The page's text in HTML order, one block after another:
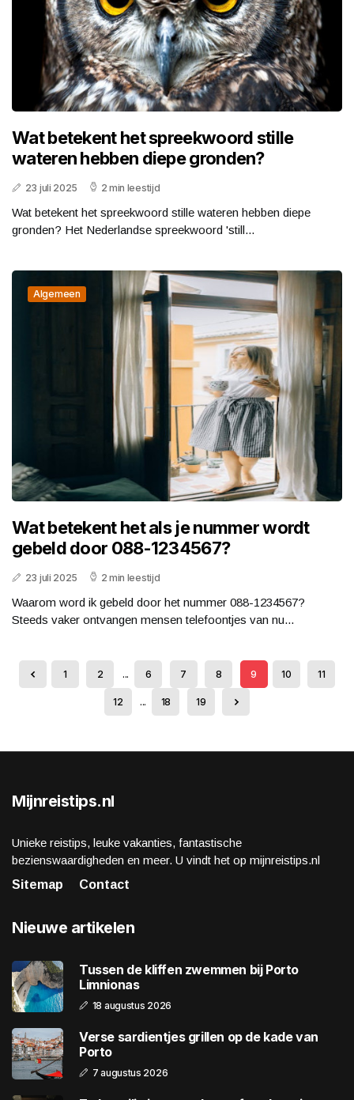
Wat betekent het spreekwoord stille
wateren hebben diepe gronden?
23 juli 2025 2 min leestijd
Wat betekent het spreekwoord stille wateren hebben diepe
gronden? Het Nederlandse spreekwoord 'still...
Algemeen
Wat betekent het als je nummer wordt
gebeld door 088-1234567?
23 juli 2025 2 min leestijd
Waarom word ik gebeld door het nummer 088-1234567?
Steeds vaker ontvangen mensen telefoontjes van nu...
1 2 ... 6 7 8 9 10 11
12 ... 18 19
Mijnreistips.nl
Unieke reistips, leuke vakanties, fantastische
bezienswaardigheden en meer. U vindt het op mijnreistips.nl
Sitemap
Contact
Nieuwe artikelen
Tussen de kliffen zwemmen bij Porto
Limnionas
18 augustus 2026
Verse sardientjes grillen op de kade van
Porto
7 augustus 2026